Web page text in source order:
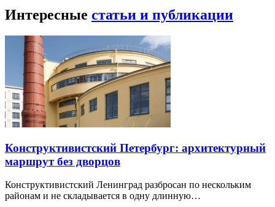
Интересные статьи и публикации
Конструктивистский Петербург: архитектурный
маршрут без дворцов
Конструктивистский Ленинград разбросан по нескольким
районам и не складывается в одну длинную…